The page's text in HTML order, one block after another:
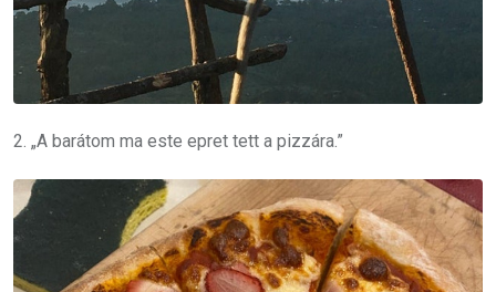
2. „A barátom ma este epret tett a pizzára.”